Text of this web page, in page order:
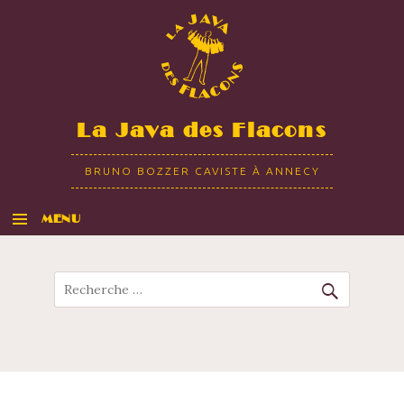
La Java des Flacons
BRUNO BOZZER CAVISTE À ANNECY
MENU
Recherche